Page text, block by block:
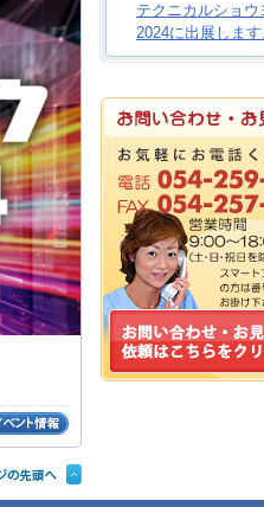
テクニカルショウ
2024に出展します